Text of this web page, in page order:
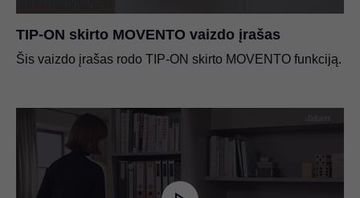
TIP-ON skirto MOVENTO vaizdo įrašas
Šis vaizdo įrašas rodo TIP-ON skirto MOVENTO funkciją.